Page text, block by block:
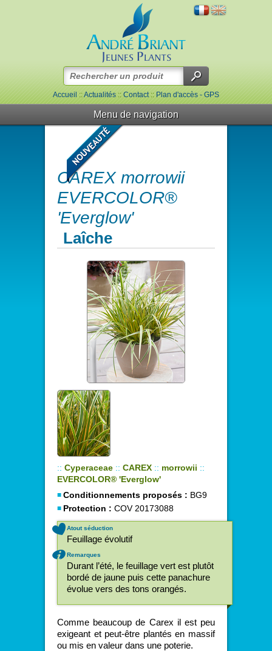
Accueil::Actualités::Contact::Plan d'accès - GPS
Menu de navigation
CAREX morrowii
EVERCOLOR®
'Everglow'
Laîche
:: Cyperaceae :: CAREX :: morrowii ::
EVERCOLOR® 'Everglow'
Conditionnements proposés : BG9
Protection : COV 20173088
Atout séduction
Feuillage évolutif
Remarques
Durant l’été, le feuillage vert est plutôt
bordé de jaune puis cette panachure
évolue vers des tons orangés.
Comme beaucoup de Carex il est peu
exigeant et peut-être plantés en massif
ou mis en valeur dans une poterie.